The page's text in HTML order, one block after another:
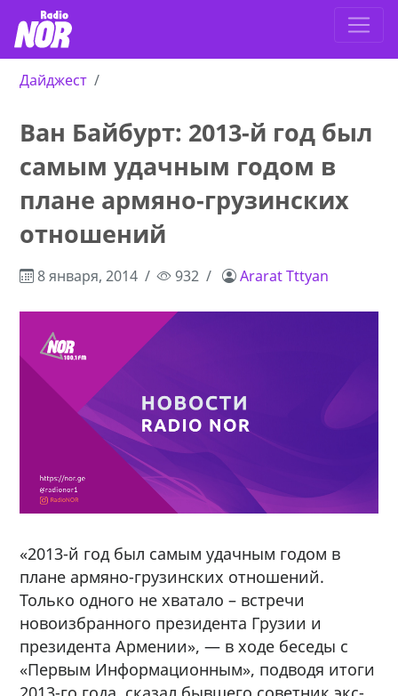
Дайджест
Ван Байбурт: 2013-й год был
самым удачным годом в
плане армяно-грузинских
отношений
8 января, 2014 932 Ararat Tttyan
«2013-й год был самым удачным годом в
плане армяно-грузинских отношений.
Только одного не хватало – встречи
новоизбранного президента Грузии и
президента Армении», — в ходе беседы с
«Первым Информационным», подводя итоги